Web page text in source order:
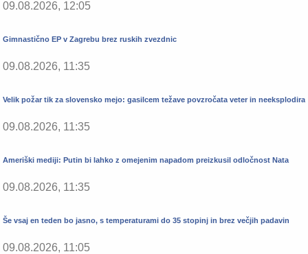
09.08.2026, 12:05
Gimnastično EP v Zagrebu brez ruskih zvezdnic
09.08.2026, 11:35
Velik požar tik za slovensko mejo: gasilcem težave povzročata veter in
09.08.2026, 11:35
Ameriški mediji: Putin bi lahko z omejenim napadom preizkusil odločnost Nata
09.08.2026, 11:35
Še vsaj en teden bo jasno, s temperaturami do 35 stopinj in brez večjih padavin
09.08.2026, 11:05